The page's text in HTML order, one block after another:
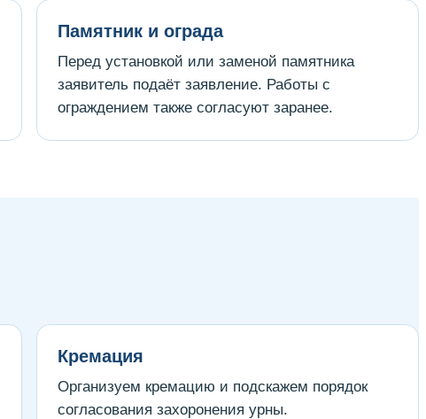
Памятник и ограда
Перед установкой или заменой памятника
заявитель подаёт заявление. Работы с
ограждением также согласуют заранее.
Кремация
Организуем кремацию и подскажем порядок
согласования захоронения урны.